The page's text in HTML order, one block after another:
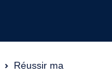
Réussir ma